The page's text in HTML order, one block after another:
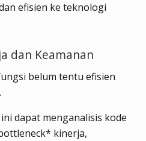
efisien ke teknologi
dan Keamanan
belum tentu efisien
dapat menganalisis kode
kinerja,